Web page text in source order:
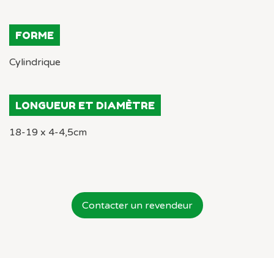
FORME
Cylindrique
LONGUEUR ET DIAMÈTRE
18-19 x 4-4,5cm
Contacter un revendeur